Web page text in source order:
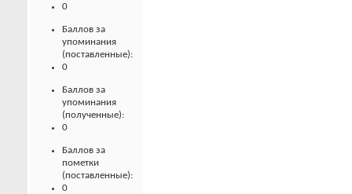
0
Баллов за
упоминания
(поставленные):
0
Баллов за
упоминания
(полученные):
0
Баллов за
пометки
(поставленные):
0